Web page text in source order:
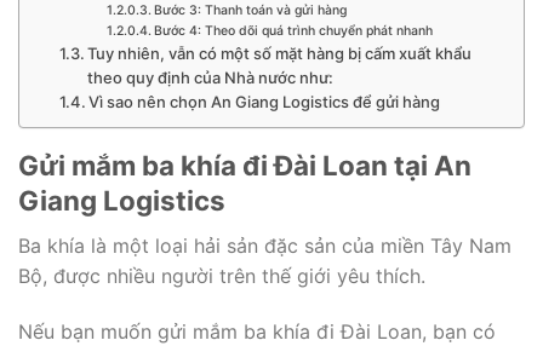
Bước 3: Thanh toán và gửi hàng
Bước 4: Theo dõi quá trình chuyển phát nhanh
Tuy nhiên, vẫn có một số mặt hàng bị cấm xuất khẩu
theo quy định của Nhà nước như:
Vì sao nên chọn An Giang Logistics để gửi hàng
Gửi mắm ba khía đi Đài Loan tại An
Giang Logistics
Ba khía là một loại hải sản đặc sản của miền Tây Nam
Bộ, được nhiều người trên thế giới yêu thích.
Nếu bạn muốn gửi mắm ba khía đi Đài Loan, bạn có